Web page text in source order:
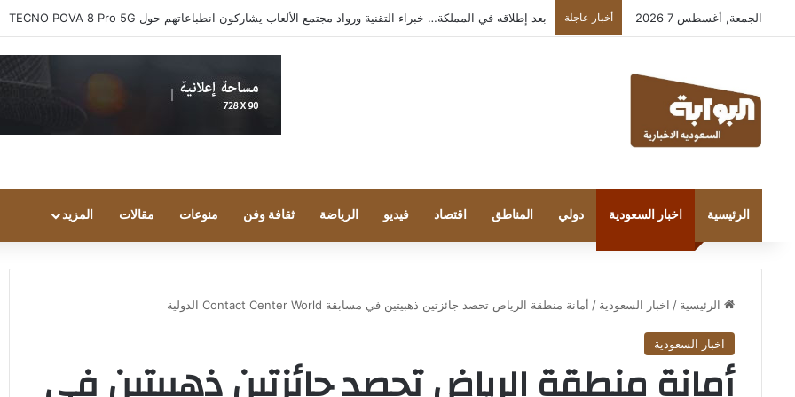
الجمعة, أغسطس 7 2026 أخبار عاجلة بعد إطلاقه في المملكة… خبراء التقنية ورواد مجتمع الألعاب يشاركون انطباعاتهم حول TECNO POVA 8 Pro 5G
الرئيسية اخبار السعودية دولي المناطق اقتصاد فيديو الرياضة ثقافة وفن منوعات مقالات المزيد
الرئيسية / اخبار السعودية / أمانة منطقة الرياض تحصد جائزتين ذهبيتين في مسابقة Contact Center World الدولية
اخبار السعودية